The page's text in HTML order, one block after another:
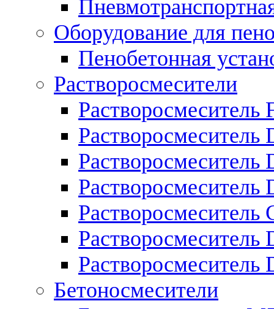
Оборудование для
Пенобетонная
Растворосмесители
Растворосмеситель
Растворосмеситель
Растворосмеситель
Растворосмеситель
Растворосмеситель
Растворосмеситель
Растворосмеситель
Бетоносмесители